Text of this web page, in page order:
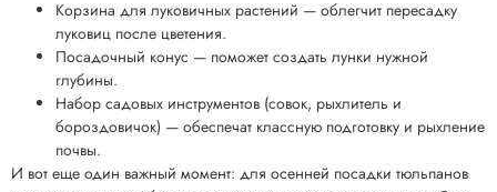
Корзина для луковичных растений — облегчит пересадку
луковиц после цветения.
Посадочный конус — поможет создать лунки нужной
глубины.
Набор садовых инструментов (совок, рыхлитель и
бороздовичок) — обеспечат классную подготовку и рыхление
почвы.
И вот еще один важный момент: для осенней посадки тюльпанов